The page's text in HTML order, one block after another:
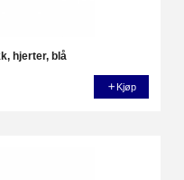
hjerter, blå
Kjøp